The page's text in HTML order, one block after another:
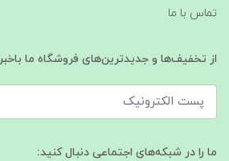
تماس با ما
از تخفیف‌ها و جدیدترین‌های فروشگاه ما
ما را در شبکه‌های اجتماعی دنبال کنید: